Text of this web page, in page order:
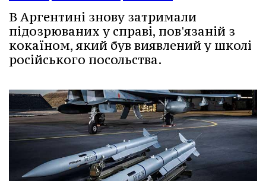
В Аргентині знову затримали
підозрюваних у справі, пов'язаній з
кокаїном, який був виявлений у школі
російського посольства.